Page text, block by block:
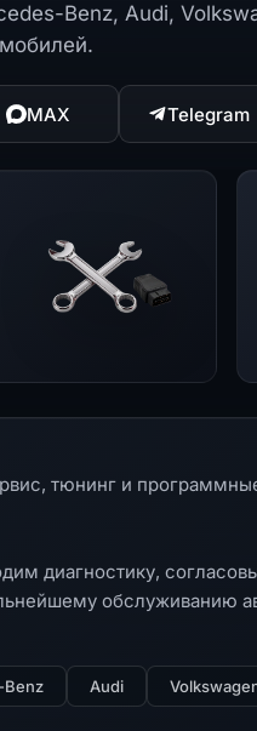
Benz, Audi,
MAX Telegram
тюнинг и
диагностику,
обслуживанию
Benz Audi